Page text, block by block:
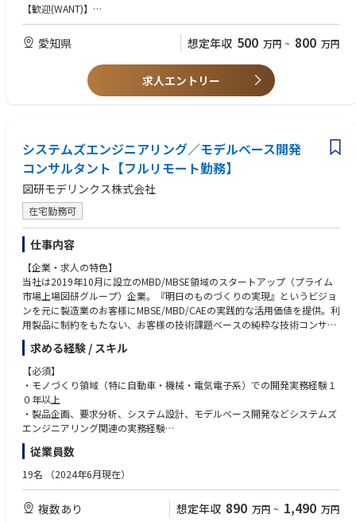
決など）と中長期（DB実装、論文化、新規プロダクト創出）の両面で研究
テーマを設計し、実験・実証計画に落とし込む。
2. 研究PM：複数プロジェクトの優先順位付け、試験設計、コスト管理、
リスク対応を実行する。
3. 土壌・植物・微生物・バイオ炭の統合DB構築：データ要件定義、測定
項目・SOP標準化、メタデータ設計、解析パイプライン設計を主導し、持
続可能な農業の意思決定に接続する。
5. 組織マネジメント：研究員・パートを含むメンバー育成、評価、研究指
導、採用、チームカルチャー形成を担う。
【やりがい】
・急成長するスタートアップで、長期的なキャリアを築き、自身に合わせ
たキャリア形成が可能
・国際的なチームで、個々の強みを活かせる職場環境
・フレックスタイム制やリモートワークなど、ライフスタイルに合わせた
働き方が可能
・日々の業務を通じて、社会性の高い事業に寄与できる
▼MITテクノロジーレビュー主催『Innovators Under 35 Japan 2022』に
西田亮也が選出：https://prtimes.jp/main/html/rd/p/000000006.000081
010.html
▼ TOWINGをもっと知る
𝕏（旧Twitter）：https://twitter.com/TOWING_0227
📸 Instagram：https://www.instagram.com/towing_official/
📘 Facebook：https://www.facebook.com/towing.soratan/
【歓迎(WANT)】
・建築基準適合判定資格をお持ちの方
・意匠・構造・設備の設計経験をお持ちの方
・審査実務経験をお持ちの方大歓迎！
・専門知識とコミュニケーション力を高めたい方
・資格取得など成長意欲の高い方
愛知県 想定年収 500 万円 ~ 800 万円
求人エントリー
システムズエンジニアリング／モデルベース開発
コンサルタント【フルリモート勤務】
図研モデリンクス株式会社
在宅勤務可
仕事内容
【企業・求人の特色】
当社は2019年10月に設立のMBD/MBSE領域のスタートアップ（プライム
市場上場図研グループ）企業。『明日のものづくりの実現』というビジョ
ンを元に製造業のお客様にMBSE/MBD/CAEの実践的な活用価値を提供。利
用製品に制約をもたない、お客様の技術課題ベースの純粋な技術コンサル
ティング。既に国内最大手の製造業企業等の取引がございます。MBD技術
を武器にMBSE領域の技術コンサルをさらに強化しビジネスの拡大をする
ための募集になります。
【安定性】プライム市場上場図研社が親会社のため財務安定性を担保
【働き方】 専門業務型裁量労働制を採用
【働きやすさ】業務パフォーマンスをベースに評価するため、時間的・場
所的制約を受けずにご活躍頂くことができます。
【仕事内容】
自動車をはじめとするモノづくり企業に対し、システムズエンジニアリン
グ思考に基づく開発プロセス改革やモデルベース開発（MBD/MBSE）の導
入支援、顧客課題解決を行うコンサルティング業務です。
求める経験 / スキル
【必須】
・モノづくり領域（特に自動車・機械・電気電子系）での開発実務経験１
０年以上
・製品企画、要求分析、システム設計、モデルベース開発などシステムズ
エンジニアリング関連の実務経験
・MBDまたはMBSEに関する知見・関心
・技術的課題を言語化し、ドキュメント・プレゼンで伝えられる論理的思
考力・表現力
・SE領域における困難さを実現場で体感し、開発プロセス改革に向けた熱
意をお持ちの方
従業員数
19名 （2024年6月現在）
複数あり 想定年収 890 万円 ~ 1,490 万円